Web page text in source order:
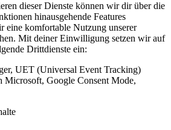
dieser Dienste können wir dir über die
hinausgehende Features
eine komfortable Nutzung unserer
Mit deiner Einwilligung setzen wir auf
Drittdienste ein:
UET (Universal Event Tracking)
Microsoft, Google Consent Mode,